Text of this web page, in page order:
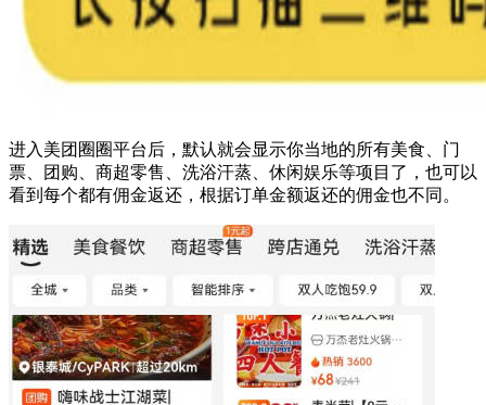
进入美团圈圈平台后，默认就会显示你当地的所有美食、门
票、团购、商超零售、洗浴汗蒸、休闲娱乐等项目了，也可以
看到每个都有佣金返还，根据订单金额返还的佣金也不同。